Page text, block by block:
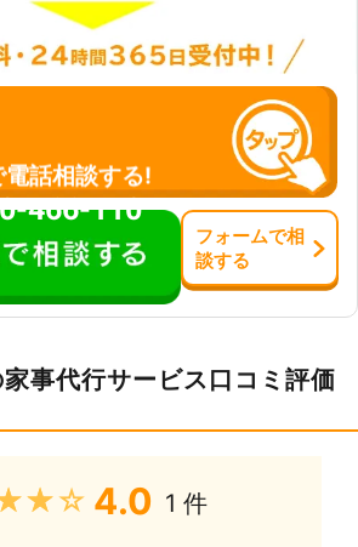
う場合もあるかと思います。そんなと
きには、当店には女性スタッフも在籍
しているため、ご要望があれば同性の
スタッフを派遣することも可能です。
家事代行はお客様の快適さを追求する
なんでーもに、お任せください。 便
利屋なんでーもは24時間いつでもお
客様のご要望にお応えできるよう、定
休日や営業時間をもうけておりませ
ん。ご自宅でのお困りごとがありまし
たら、ぜひ当店の家事代行サービスを
ご利用ください。
話相談する!
466-110
フォームで相
談する
事代行サービス口コミ評価
4.0 1 件